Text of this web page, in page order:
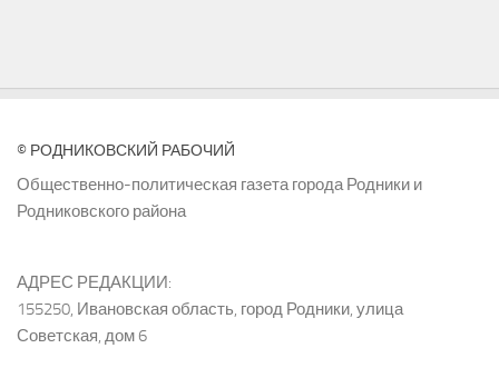
© РОДНИКОВСКИЙ РАБОЧИЙ
Общественно-политическая газета города Родники и
Родниковского района
АДРЕС РЕДАКЦИИ:
155250, Ивановская область, город Родники, улица
Советская, дом 6